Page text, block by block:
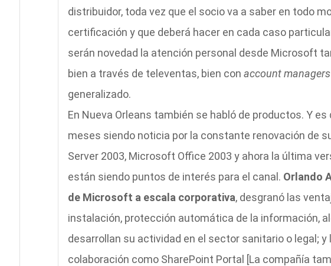
distribuidor, toda vez que el socio va a saber en todo
certificación y que deberá hacer en cada caso
serán novedad la atención personal desde Microsoft
bien a través de televentas, bien con account managers
generalizado.
En Nueva Orleans también se habló de productos. Y
meses siendo noticia por la constante renovación de
Server 2003, Microsoft Office 2003 y ahora la última
están siendo puntos de interés para el canal. Orlando
de Microsoft a escala corporativa, desgranó las
instalación, protección automática de la información,
desarrollan su actividad en el sector sanitario o legal;
colaboración como SharePoint Portal [La compañía